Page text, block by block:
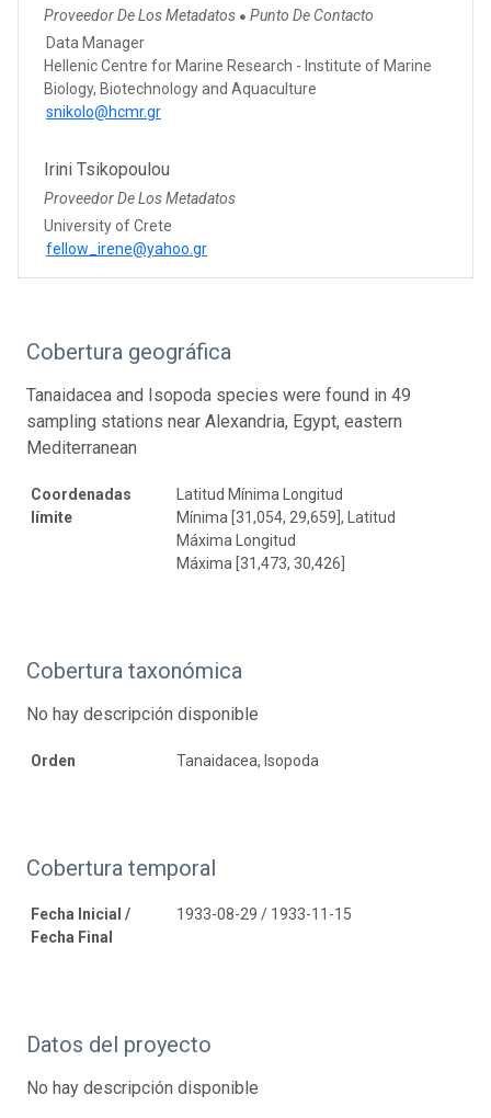
Proveedor De Los Metadatos ● Punto De Contacto
Data Manager
Hellenic Centre for Marine Research - Institute of Marine
Biology, Biotechnology and Aquaculture
snikolo@hcmr.gr
Irini Tsikopoulou
Proveedor De Los Metadatos
University of Crete
fellow_irene@yahoo.gr
Cobertura geográfica
Tanaidacea and Isopoda species were found in 49
sampling stations near Alexandria, Egypt, eastern
Mediterranean
Coordenadas
límite
Latitud Mínima Longitud
Mínima [31,054, 29,659], Latitud
Máxima Longitud
Máxima [31,473, 30,426]
Cobertura taxonómica
No hay descripción disponible
Orden Tanaidacea, Isopoda
Cobertura temporal
Fecha Inicial /
Fecha Final
1933-08-29 / 1933-11-15
Datos del proyecto
No hay descripción disponible